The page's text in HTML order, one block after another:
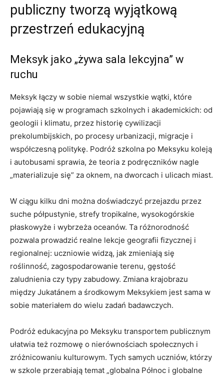
publiczny tworzą wyjątkową
przestrzeń edukacyjną
Meksyk jako „żywa sala lekcyjna” w
ruchu
Meksyk łączy w sobie niemal wszystkie wątki, które
pojawiają się w programach szkolnych i akademickich: od
geologii i klimatu, przez historię cywilizacji
prekolumbijskich, po procesy urbanizacji, migracje i
współczesną politykę. Podróż szkolna po Meksyku koleją
i autobusami sprawia, że teoria z podręczników nagle
„materializuje się” za oknem, na dworcach i ulicach miast.
W ciągu kilku dni można doświadczyć przejazdu przez
suche półpustynie, strefy tropikalne, wysokogórskie
płaskowyże i wybrzeża oceanów. Ta różnorodność
pozwala prowadzić realne lekcje geografii fizycznej i
regionalnej: uczniowie widzą, jak zmieniają się
roślinność, zagospodarowanie terenu, gęstość
zaludnienia czy typy zabudowy. Zmiana krajobrazu
między Jukatánem a środkowym Meksykiem jest sama w
sobie materiałem do wielu zadań badawczych.
Podróż edukacyjna po Meksyku transportem publicznym
ułatwia też rozmowę o nierównościach społecznych i
zróżnicowaniu kulturowym. Tych samych uczniów, którzy
w szkole przerabiają temat „globalna Północ i globalne